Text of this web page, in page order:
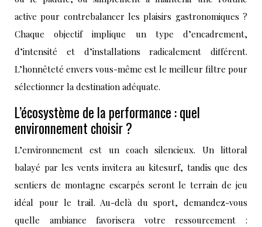
active pour contrebalancer les plaisirs gastronomiques ?
Chaque objectif implique un type d’encadrement,
d’intensité et d’installations radicalement différent.
L’honnêteté envers vous-même est le meilleur filtre pour
sélectionner la destination adéquate.
L’écosystème de la performance : quel
environnement choisir ?
L’environnement est un coach silencieux. Un littoral
balayé par les vents invitera au kitesurf, tandis que des
sentiers de montagne escarpés seront le terrain de jeu
idéal pour le trail. Au-delà du sport, demandez-vous
quelle ambiance favorisera votre ressourcement :